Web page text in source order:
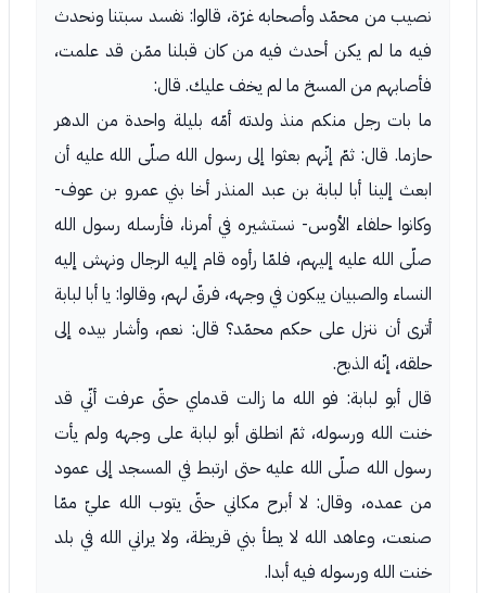
نصيب من محمّد وأصحابه غرّة، قالوا: نفسد سبتنا ونحدث
فيه ما لم يكن أحدث فيه من كان قبلنا ممّن قد علمت،
فأصابهم من المسخ ما لم يخف عليك. قال:
ما بات رجل منكم منذ ولدته أمّه بليلة واحدة من الدهر
حازما. قال: ثمّ إنّهم بعثوا إلى رسول الله صلّى الله عليه أن
ابعث إلينا أبا لبابة بن عبد المنذر أخا بني عمرو بن عوف-
وكانوا حلفاء الأوس- نستشيره في أمرنا، فأرسله رسول الله
صلّى الله عليه إليهم، فلمّا رأوه قام إليه الرجال ونهش إليه
النساء والصبيان يبكون في وجهه، فرقّ لهم، وقالوا: يا أبا لبابة
أترى أن ننزل على حكم محمّد؟ قال: نعم، وأشار بيده إلى
حلقه، إنّه الذبح.
قال أبو لبابة: فو الله ما زالت قدماي حتّى عرفت أنّي قد
خنت الله ورسوله، ثمّ انطلق أبو لبابة على وجهه ولم يأت
رسول الله صلّى الله عليه حتى ارتبط في المسجد إلى عمود
من عمده، وقال: لا أبرح مكاني حتّى يتوب الله عليّ ممّا
صنعت، وعاهد الله لا يطأ بني قريظة، ولا يراني الله في بلد
خنت الله ورسوله فيه أبدا.